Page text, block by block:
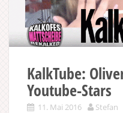
KalkTube:
Youtube-Stars
11. Mai 2016 Stefan